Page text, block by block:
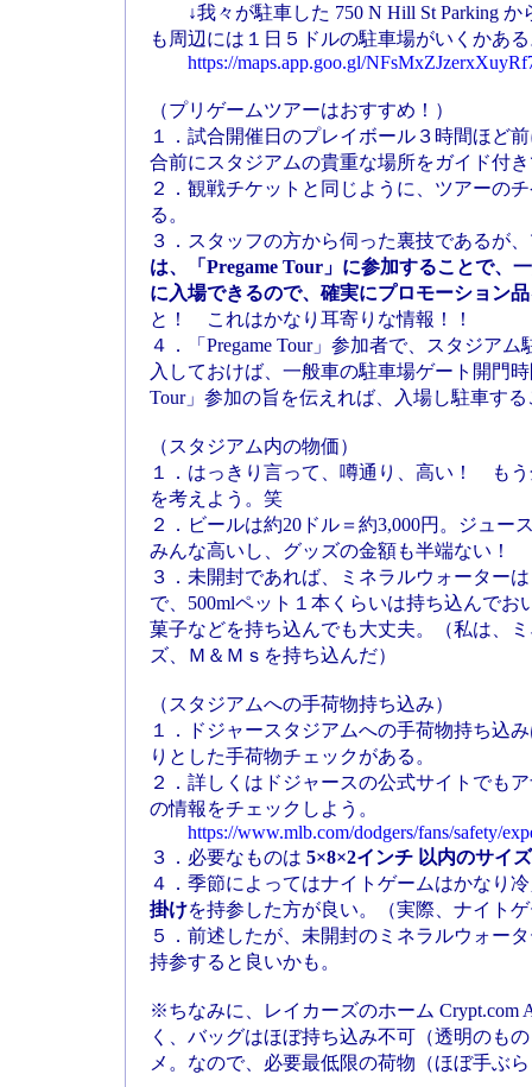
↓我々が駐車した 750 N Hill St Parking か
も周辺には１日５ドルの駐車場がいくかあ
https://maps.app.goo.gl/
（プリゲームツアーはおすすめ！）
１．試合開催日のプレイボール３時間ほど
合前にスタジアムの貴重な場所をガイド付
２．観戦チケットと同じように、ツアーの
る。
３．スタッフの方から伺った裏技であるが、
は、「Pregame Tour」に参加することで、
に入場できるので、確実にプロモーション
と！ これはかなり耳寄りな情報！！
４．「Pregame Tour」参加者で、スタジア
入しておけば、一般車の駐車場ゲート開門
Tour」参加の旨を伝えれば、入場し駐車す
（スタジアム内の物価）
１．はっきり言って、噂通り、高い！ も
を考えよう。笑
２．ビールは約20ドル＝約3,000円。ジュー
みんな高いし、グッズの金額も半端ない！
３．未開封であれば、ミネラルウォーター
で、500mlペット１本くらいは持ち込んで
菓子などを持ち込んでも大丈夫。（私は、
ズ、Ｍ＆Ｍｓを持ち込んだ）
（スタジアムへの手荷物持ち込み）
１．ドジャースタジアムへの手荷物持ち込
りとした手荷物チェックがある。
２．詳しくはドジャースの公式サイトでも
の情報をチェックしよう。
https://www.mlb.com/dodgers/fans/safety/
３．必要なものは 5×8×2インチ 以内のサイ
４．季節によってはナイトゲームはかなり
掛けを持参した方が良い。（実際、ナイト
５．前述したが、未開封のミネラルウォー
持参すると良いかも。
※ちなみに、レイカーズのホーム Crypt.com
く、バッグはほぼ持ち込み不可（透明のも
メ。なので、必要最低限の荷物（ほぼ手ぶ